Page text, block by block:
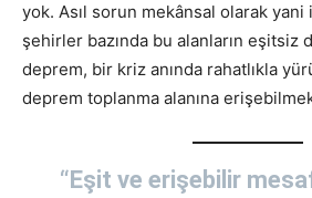
yok. Asıl sorun mekânsal olarak
şehirler bazında bu alanların eşitsiz
deprem, bir kriz anında rahatlıkla
deprem toplanma alanına
“Eşit ve erişebilir